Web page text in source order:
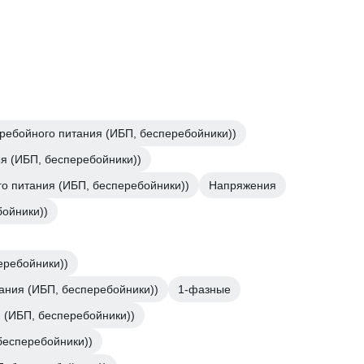
питания (ИБП, бесперебойники))
(ИБП, бесперебойники))
питания (ИБП, бесперебойники))
Напряжения
(ИБП, бесперебойники))
1-фазные
(ИБП, бесперебойники))